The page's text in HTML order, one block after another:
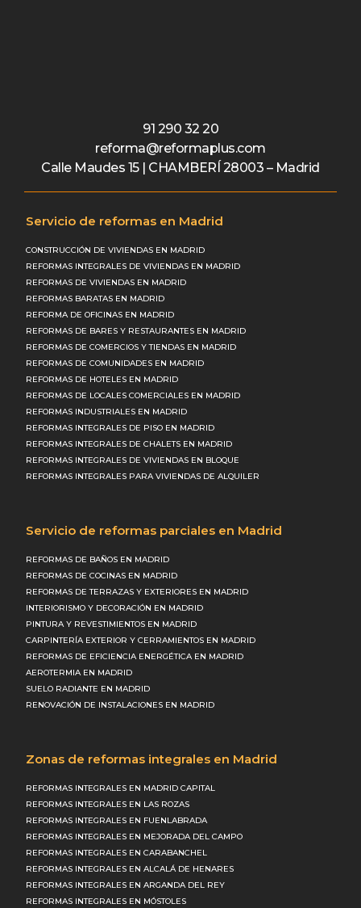
91 290 32 20
reforma@reformaplus.com
Calle Maudes 15 | CHAMBERÍ 28003 – Madrid
Servicio de reformas en Madrid
CONSTRUCCIÓN DE VIVIENDAS EN MADRID
REFORMAS INTEGRALES DE VIVIENDAS EN MADRID
REFORMAS DE VIVIENDAS EN MADRID
REFORMAS BARATAS EN MADRID
REFORMA DE OFICINAS EN MADRID
REFORMAS DE BARES Y RESTAURANTES EN MADRID
REFORMAS DE COMERCIOS Y TIENDAS EN MADRID
REFORMAS DE COMUNIDADES EN MADRID
REFORMAS DE HOTELES EN MADRID
REFORMAS DE LOCALES COMERCIALES EN MADRID
REFORMAS INDUSTRIALES EN MADRID
REFORMAS INTEGRALES DE PISO EN MADRID
REFORMAS INTEGRALES DE CHALETS EN MADRID
REFORMAS INTEGRALES DE VIVIENDAS EN BLOQUE
REFORMAS INTEGRALES PARA VIVIENDAS DE ALQUILER
Servicio de reformas parciales en Madrid
REFORMAS DE BAÑOS EN MADRID
REFORMAS DE COCINAS EN MADRID
REFORMAS DE TERRAZAS Y EXTERIORES EN MADRID
INTERIORISMO Y DECORACIÓN EN MADRID
PINTURA Y REVESTIMIENTOS EN MADRID
CARPINTERÍA EXTERIOR Y CERRAMIENTOS EN MADRID
REFORMAS DE EFICIENCIA ENERGÉTICA EN MADRID
AEROTERMIA EN MADRID
SUELO RADIANTE EN MADRID
RENOVACIÓN DE INSTALACIONES EN MADRID
Zonas de reformas integrales en Madrid
REFORMAS INTEGRALES EN MADRID CAPITAL
REFORMAS INTEGRALES EN LAS ROZAS
REFORMAS INTEGRALES EN FUENLABRADA
REFORMAS INTEGRALES EN MEJORADA DEL CAMPO
REFORMAS INTEGRALES EN CARABANCHEL
REFORMAS INTEGRALES EN ALCALÁ DE HENARES
REFORMAS INTEGRALES EN ARGANDA DEL REY
REFORMAS INTEGRALES EN MÓSTOLES